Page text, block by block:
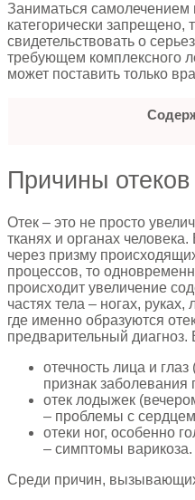
Заниматься самолечением
категорически запрещено,
свидетельствовать о
требующем комплексного
может поставить только
Причины отеков
Отек – это не просто
тканях и органах
через призму
процессов, то
происходит увеличение
частях тела – ногах,
где именно образуются
предварительный диагноз.
отечность лица и
признак заболевания
отек лодыжек
– проблемы с
отеки ног, особенно
– симптомы варикоза.
Среди причин,